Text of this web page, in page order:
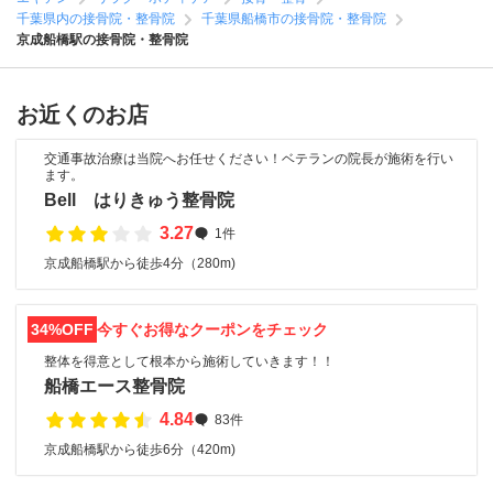
千葉県内の接骨院・整骨院
千葉県船橋市の接骨院・整骨院
京成船橋駅の接骨院・整骨院
お近くのお店
交通事故治療は当院へお任せください！ベテランの院長が施術を行い
ます。
Bell はりきゅう整骨院
3.27
1件
京成船橋駅から徒歩4分（280m)
34%OFF 今すぐお得なクーポンをチェック
整体を得意として根本から施術していきます！！
船橋エース整骨院
4.84
83件
京成船橋駅から徒歩6分（420m)